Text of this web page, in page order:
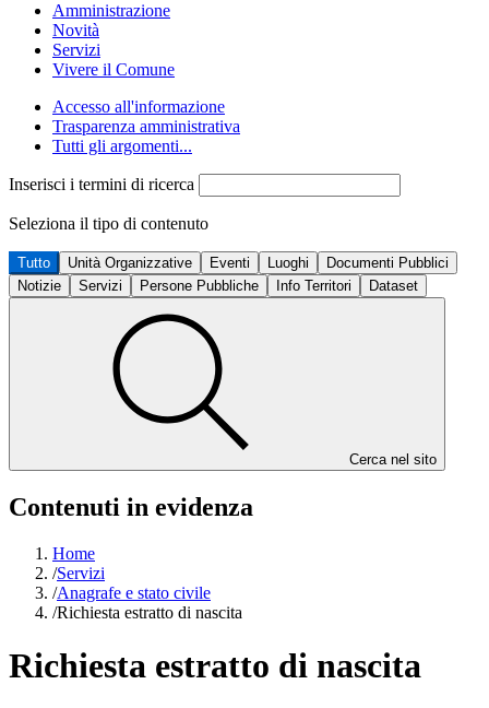
Amministrazione
Novità
Servizi
Vivere il Comune
Accesso all'informazione
Trasparenza amministrativa
Tutti gli argomenti...
Inserisci i termini di ricerca
Seleziona il tipo di contenuto
Tutto Unità Organizzative Eventi Luoghi
Documenti Pubblici
Notizie
Servizi Persone Pubbliche Info Territori Dataset
Cerca nel sito
Contenuti in evidenza
Home
/Servizi
/Anagrafe e stato civile
/Richiesta estratto di nascita
Richiesta estratto di nascita